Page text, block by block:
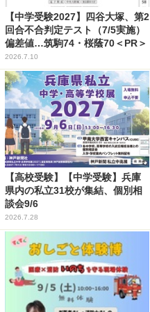
【中学受験2027】四谷大塚、第2
回合不合判定テスト（7/5実施）
偏差値…筑駒74・桜蔭70＜PR＞
2026.7.10
【高校受験】【中学受験】兵庫
県内の私立31校が集結、個別相
談会9/6
2026.7.28